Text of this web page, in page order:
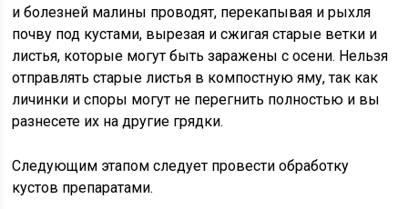
и болезней малины проводят, перекапывая и рыхля
почву под кустами, вырезая и сжигая старые ветки и
листья, которые могут быть заражены с осени. Нельзя
отправлять старые листья в компостную яму, так как
личинки и споры могут не перегнить полностью и вы
разнесете их на другие грядки.
Следующим этапом следует провести обработку
кустов препаратами.